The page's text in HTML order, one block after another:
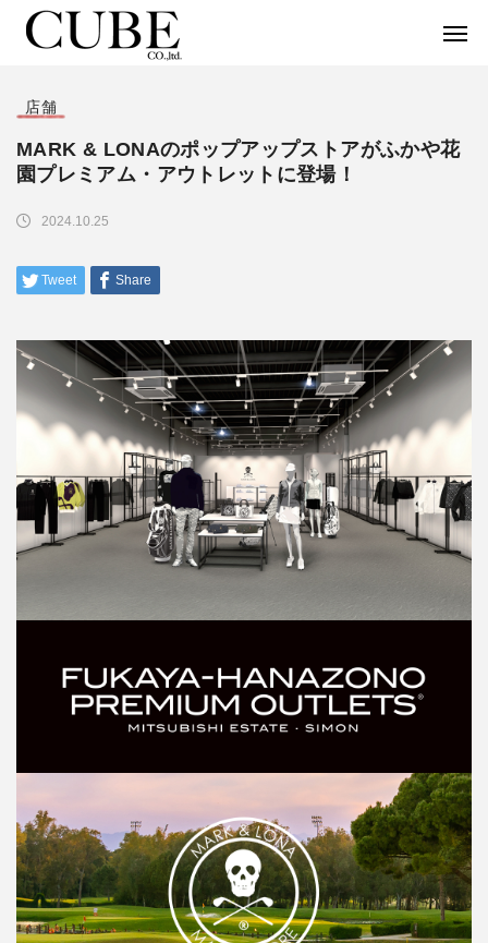
店舗
MARK & LONAのポップアップストアがふかや花
園プレミアム・アウトレットに登場！
2024.10.25